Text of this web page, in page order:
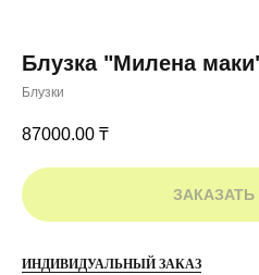
Блузка "Милена
Блузки
87000.00 ₸
ЗАКАЗАТЬ
ИНДИВИДУАЛЬНЫЙ ЗАКАЗ